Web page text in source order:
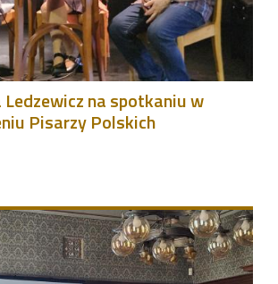
na spotkaniu w
Pisarzy Polskich